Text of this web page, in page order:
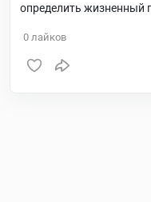
определить жизненный
0 лайков